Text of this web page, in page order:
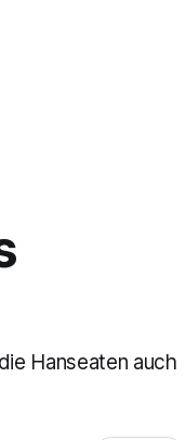
Hanseaten auch